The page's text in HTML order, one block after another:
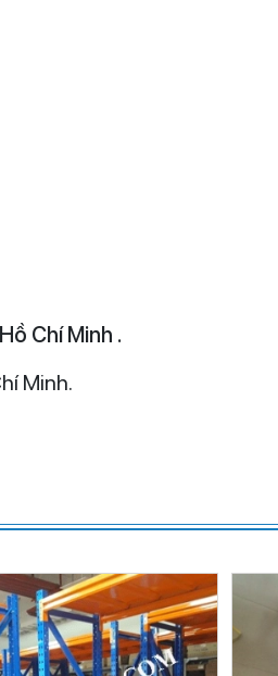
Chí Minh .
Minh.